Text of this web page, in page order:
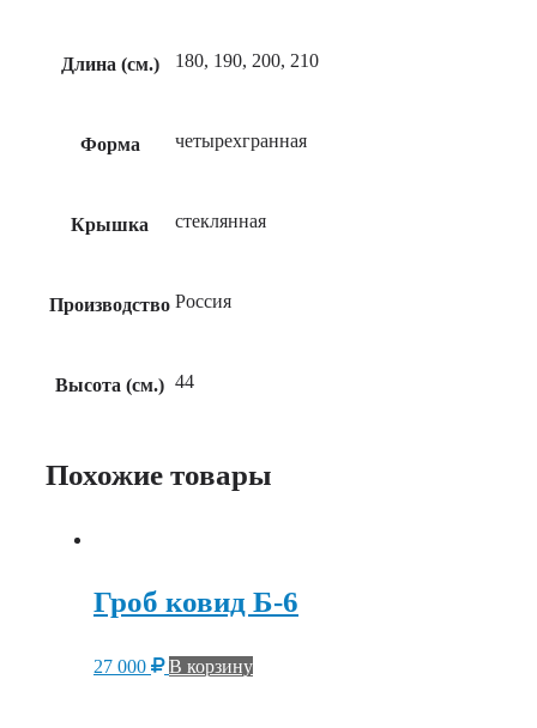
Длина (см.) 180, 190, 200, 210
Форма четырехгранная
Крышка стеклянная
Производство Россия
Высота (см.) 44
Похожие товары
Гроб ковид Б-6
27 000 В корзину